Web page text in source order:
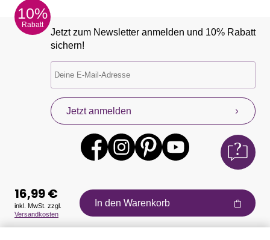
10%
Rabatt
Jetzt zum Newsletter anmelden und 10% Rabatt
sichern!
Jetzt anmelden
Auszeichnungen
16,99 €
inkl. MwSt. zzgl.
Versandkosten
In den Warenkorb